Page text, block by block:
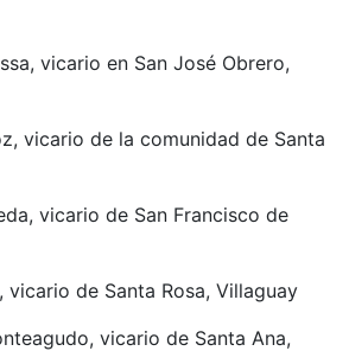
vicario en San José Obrero,
vicario de la comunidad de Santa
vicario de San Francisco de
vicario de Santa Rosa, Villaguay
vicario de Santa Ana,